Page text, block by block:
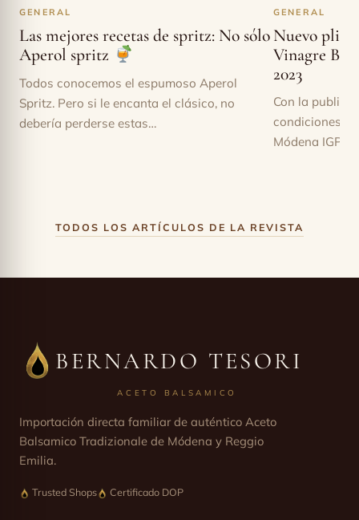
GENERAL
Las mejores recetas de spritz: No sólo
Aperol spritz
Todos conocemos el espumoso Aperol
Spritz. Pero si le encanta el clásico, no
debería perderse estas…
GENERAL
Nuevo
Vinagre
2023
Con la
condiciones
Módena IGP
TODOS LOS ARTÍCULOS DE LA REVISTA
BERNARDO TESORI
ACETO BALSAMICO
Importación directa familiar de auténtico Aceto
Balsamico Tradizionale de Módena y Reggio
Emilia.
Trusted Shops Certificado DOP